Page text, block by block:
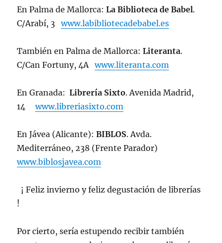
En Palma de Mallorca:La Biblioteca de Babel.
C/Arabí, 3www.labibliotecadebabel.es
También en Palma de Mallorca:Literanta.
C/Can Fortuny, 4Awww.literanta.com
En Granada:Librería Sixto. Avenida Madrid,
14www.libreriasixto.com
En Jávea (Alicante):BIBLOS. Avda.
Mediterráneo, 238 (Frente Parador)
www.biblosjavea.com
¡ Feliz invierno y feliz degustación de librerías
!
Por cierto, sería estupendo recibir también